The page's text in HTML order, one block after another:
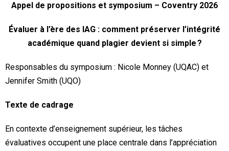
Appel de propositions et symposium – Coventry 2026
Évaluer à l’ère des IAG : comment préserver l’intégrité
académique quand plagier devient si simple ?
Responsables du symposium : Nicole Monney (UQAC) et
Jennifer Smith (UQO)
Texte de cadrage
En contexte d’enseignement supérieur, les tâches
évaluatives occupent une place centrale dans l’appréciation